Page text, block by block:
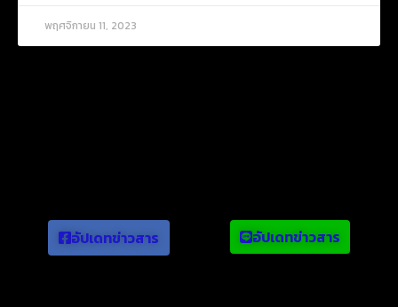
พฤศจิกายน 11, 2023
อัปเดทข่าวสาร อัปเดทข่าวสาร